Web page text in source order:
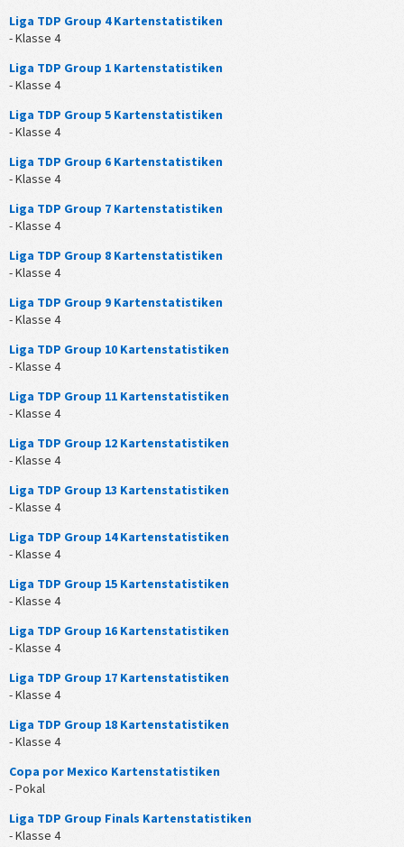
Liga TDP Group 4 Kartenstatistiken
- Klasse 4
Liga TDP Group 1 Kartenstatistiken
- Klasse 4
Liga TDP Group 5 Kartenstatistiken
- Klasse 4
Liga TDP Group 6 Kartenstatistiken
- Klasse 4
Liga TDP Group 7 Kartenstatistiken
- Klasse 4
Liga TDP Group 8 Kartenstatistiken
- Klasse 4
Liga TDP Group 9 Kartenstatistiken
- Klasse 4
Liga TDP Group 10 Kartenstatistiken
- Klasse 4
Liga TDP Group 11 Kartenstatistiken
- Klasse 4
Liga TDP Group 12 Kartenstatistiken
- Klasse 4
Liga TDP Group 13 Kartenstatistiken
- Klasse 4
Liga TDP Group 14 Kartenstatistiken
- Klasse 4
Liga TDP Group 15 Kartenstatistiken
- Klasse 4
Liga TDP Group 16 Kartenstatistiken
- Klasse 4
Liga TDP Group 17 Kartenstatistiken
- Klasse 4
Liga TDP Group 18 Kartenstatistiken
- Klasse 4
Copa por Mexico Kartenstatistiken
- Pokal
Liga TDP Group Finals Kartenstatistiken
- Klasse 4